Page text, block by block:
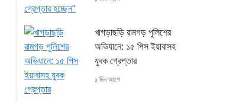
খাগড়াছড়ি রামগড় পুলিশের
অভিযানে: ১৫ পিস ইয়াবাসহ
যুবক গ্রেপ্তার
১ দিন আগে